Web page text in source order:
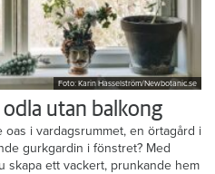
Foto: Karin Hasselström/Newbotanic.se
utan balkong
i vardagsrummet, en örtagård i
gurkgardin i fönstret? Med
skapa ett vackert, prunkande hem